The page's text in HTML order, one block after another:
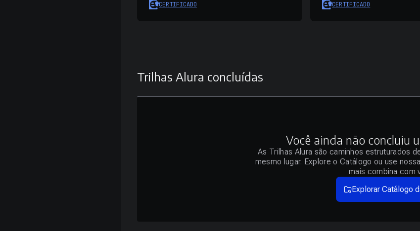
CERTIFICADO CERTIFICADO
Trilhas Alura concluídas
Você ainda não concluiu
As Trilhas Alura são caminhos estruturados
mesmo lugar. Explore o Catálogo ou use
mais combina com
Explorar Catálogo